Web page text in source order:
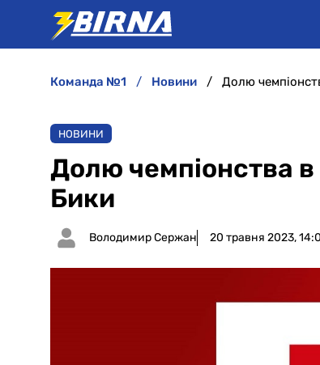
команда №1 новини Долю
НОВИНИ
Долю чемпіонства в
Бики
Володимир Сержан 20 травня 2023,